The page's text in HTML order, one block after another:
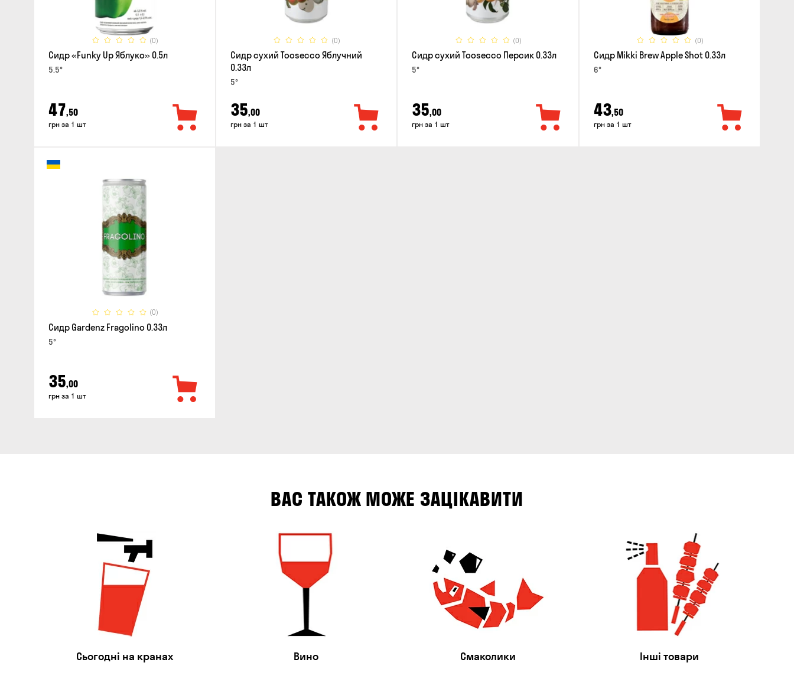
(0)
Сидр «Funky Up Яблуко» 0.5л
5.5°
47,50
грн за 1 шт
(0)
Сидр сухий Toosecco Яблучний
0.33л
5°
35,00
грн за 1 шт
(0)
Сидр сухий Toosecco Персик 0.33л
5°
35,00
грн за 1 шт
(0)
Сидр Mikki Brew Apple Shot 0.33л
6°
43,50
грн за 1 шт
(0)
Сидр Gardenz Fragolino 0.33л
5°
35,00
грн за 1 шт
ВАС ТАКОЖ МОЖЕ ЗАЦІКАВИТИ
Сьогодні на кранах Вино Смаколики Інші товари